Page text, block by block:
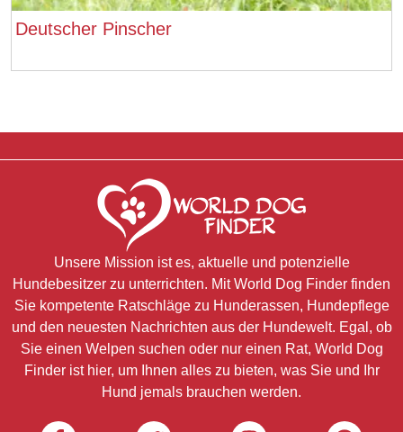
Deutscher Pinscher
Unsere Mission ist es, aktuelle und potenzielle
Hundebesitzer zu unterrichten. Mit World Dog Finder finden
Sie kompetente Ratschläge zu Hunderassen, Hundepflege
und den neuesten Nachrichten aus der Hundewelt. Egal, ob
Sie einen Welpen suchen oder nur einen Rat, World Dog
Finder ist hier, um Ihnen alles zu bieten, was Sie und Ihr
Hund jemals brauchen werden.